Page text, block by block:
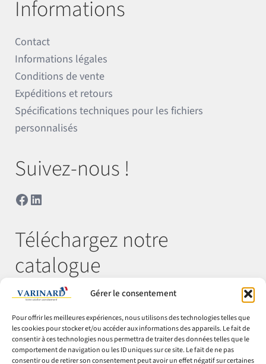
Gérer le consentement
Pour offrir les meilleures expériences, nous utilisons des technologies telles que
les cookies pour stocker et/ou accéder aux informations des appareils. Le fait de
consentir à ces technologies nous permettra de traiter des données telles que le
comportement de navigation ou les ID uniques sur ce site. Le fait de ne pas
consentir ou de retirer son consentement peut avoir un effet négatif sur certaines
Informations
Contact
Informations légales
Conditions de vente
Expéditions et retours
Spécifications techniques pour les fichiers
personnalisés
Suivez-nous !
Facebook
LinkedIn
Téléchargez notre
catalogue